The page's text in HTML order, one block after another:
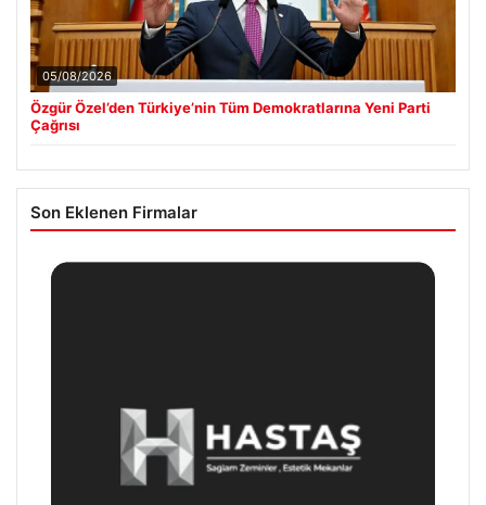
05/08/2026
Özgür Özel’den Türkiye’nin Tüm Demokratlarına Yeni Parti
Çağrısı
Son Eklenen Firmalar